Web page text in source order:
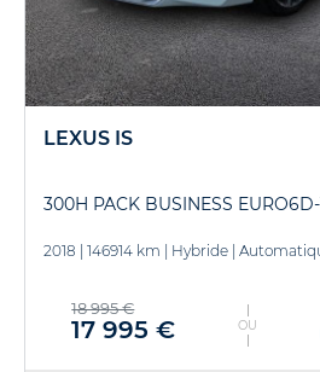
LEXUS IS
300H PACK BUSINESS
2018 | 146914 km | Hybride |
18 995 €
17 995 € OU